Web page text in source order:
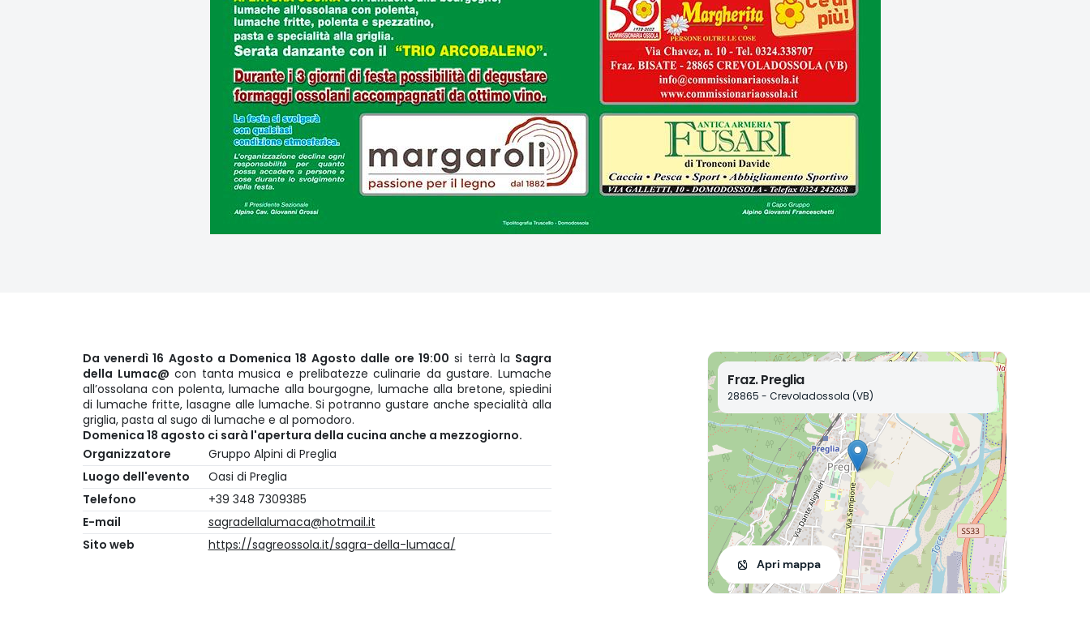
Da venerdì 16 Agosto a Domenica 18 Agosto dalle ore 19:00 si terrà la Sagra
della Lumac@ con tanta musica e prelibatezze culinarie da gustare. Lumache
all’ossolana con polenta, lumache alla bourgogne, lumache alla bretone, spiedini
di lumache fritte, lasagne alle lumache. Si potranno gustare anche specialità alla
griglia, pasta al sugo di lumache e al pomodoro.
Domenica 18 agosto ci sarà l'apertura della cucina anche a mezzogiorno.
Organizzatore
Gruppo Alpini di Preglia
Luogo dell'evento
Oasi di Preglia
Telefono
+39 348 7309385
E-mail
sagradellalumaca@hotmail.it
Sito web
https://sagreossola.it/sagra-della-lumaca/
Fraz. Preglia
28865 - Crevoladossola (VB)
Apri mappa